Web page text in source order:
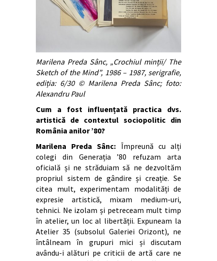
Marilena Preda Sânc, „Crochiul minții/ The
Sketch of the Mind”, 1986 – 1987, serigrafie,
ediția: 6/30 © Marilena Preda Sânc; foto:
Alexandru Paul
Cum a fost influențată practica dvs.
artistică de contextul sociopolitic din
România anilor ’80?
Marilena Preda Sânc: Împreună cu alți
colegi din Generația ’80 refuzam arta
oficială și ne străduiam să ne dezvoltăm
propriul sistem de gândire și creație. Se
citea mult, experimentam modalități de
expresie artistică, mixam medium-uri,
tehnici. Ne izolam și petreceam mult timp
în atelier, un loc al libertății. Expuneam la
Atelier 35 (subsolul Galeriei Orizont), ne
întâlneam în grupuri mici și discutam
avându-i alături pe criticii de artă care ne